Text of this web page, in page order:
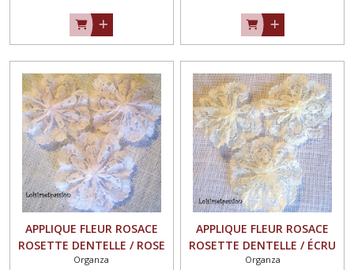
APPLIQUE FLEUR ROSACE
ROSETTE DENTELLE / ROSE
PÂLE ** 40 mm ** à coudre
Organza
APPLIQUE FLEUR ROSACE
ROSETTE DENTELLE / ÉCRU
** 40 mm ** à coudre ou à
Organza